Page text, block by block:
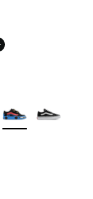
de couleurs